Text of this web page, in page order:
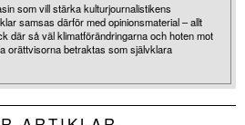
som vill stärka kulturjournalistikens
samsas därför med opinionsmaterial – allt
där så väl klimatförändringarna och hoten mot
orättvisorna betraktas som självklara